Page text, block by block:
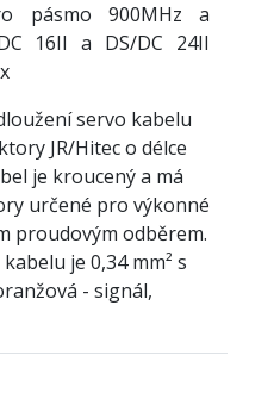
pásmo 900MHz a
16II a DS/DC 24II
servo kabelu
JR/Hitec o délce
je kroucený a má
určené pro výkonné
proudovým odběrem.
je 0,34 mm² s
- signál,